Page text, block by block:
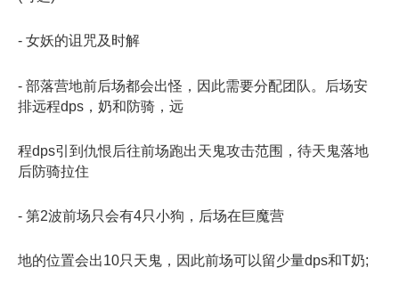
- 女妖的诅咒及时解
- 部落营地前后场都会出怪，因此需要分配团队。后场安
排远程dps，奶和防骑，远
程dps引到仇恨后往前场跑出天鬼攻击范围，待天鬼落地
后防骑拉住
- 第2波前场只会有4只小狗，后场在巨魔营
地的位置会出10只天鬼，因此前场可以留少量dps和T奶;